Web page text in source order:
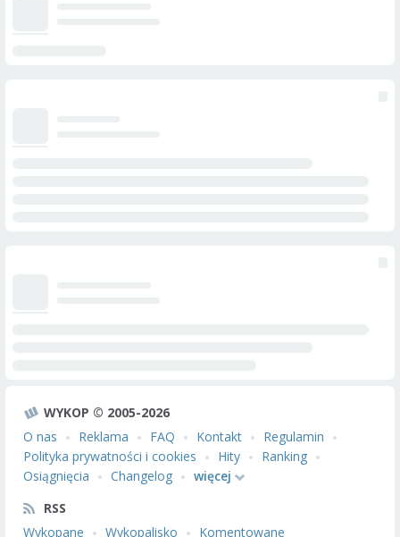
WYKOP © 2005-2026
O nas
Reklama FAQ Kontakt
Regulamin
Polityka prywatności i cookies
Hity
Ranking
Osiągnięcia
Changelog
więcej
RSS
Wykopane
Wykopalisko Komentowane